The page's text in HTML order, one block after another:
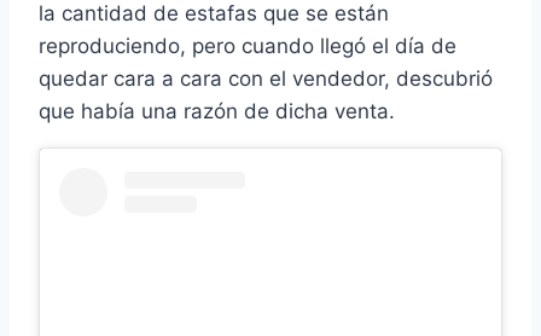
la cantidad de estafas que se están
reproduciendo, pero cuando llegó el día de
quedar cara a cara con el vendedor, descubrió
que había una razón de dicha venta.